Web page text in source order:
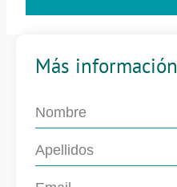
Más información